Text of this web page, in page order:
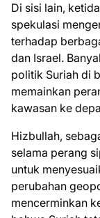
Di sisi lain,
spekulasi
terhadap
dan Israel.
politik Suriah di
memainkan
kawasan ke
Hizbullah,
selama perang
untuk
perubahan
mencerminkan